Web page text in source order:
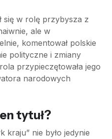
się w rolę przybysza z
ale w
komentował polskie
polityczne i zmiany
przypieczętowała jego
narodowych
tytuł?
kraju” nie było jedynie